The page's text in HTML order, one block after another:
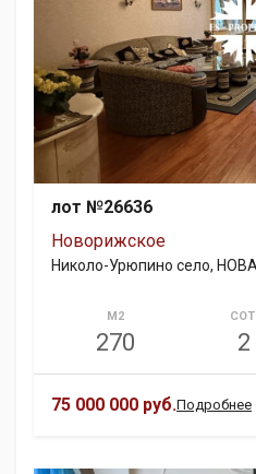
лот №26636
Новорижское
Николо-Урюпино село,
М2
270 2
75 000 000 руб.Подробнее